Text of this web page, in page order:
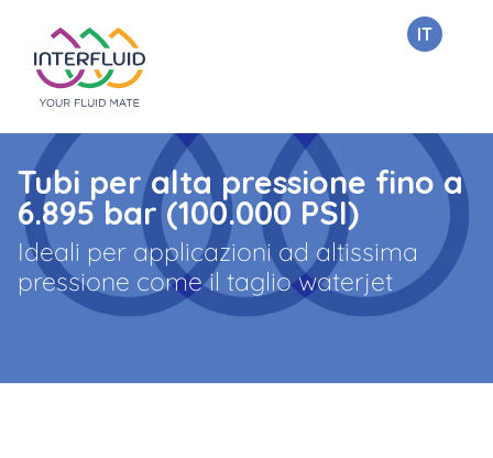
IT
Tubi per alta pressione fino a
6.895 bar (100.000 PSI)
Ideali per applicazioni ad altissima
pressione come il taglio waterjet